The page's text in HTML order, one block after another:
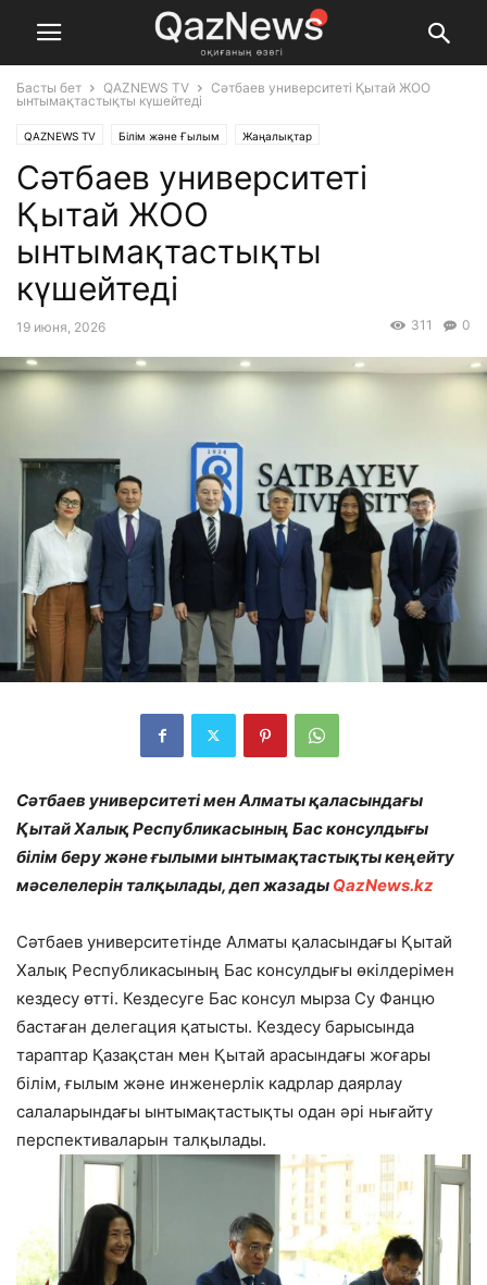
Басты бет QAZNEWS TV
Сәтбаев университеті Қытай ЖОО
ынтымақтастықты күшейтеді
QAZNEWS TV Білім және Ғылым Жаңалықтар
Сәтбаев университеті
Қытай ЖОО
ынтымақтастықты
күшейтеді
19 июня, 2026 0
311
Сәтбаев университеті мен Алматы қаласындағы
Қытай Халық Республикасының Бас консулдығы
білім беру және ғылыми ынтымақтастықты кеңейту
мәселелерін талқылады, деп жазады QazNews.kz
Сәтбаев университетінде Алматы қаласындағы Қытай
Халық Республикасының Бас консулдығы өкілдерімен
кездесу өтті. Кездесуге Бас консул мырза Су Фанцю
бастаған делегация қатысты. Кездесу барысында
тараптар Қазақстан мен Қытай арасындағы жоғары
білім, ғылым және инженерлік кадрлар даярлау
салаларындағы ынтымақтастықты одан әрі нығайту
перспективаларын талқылады.